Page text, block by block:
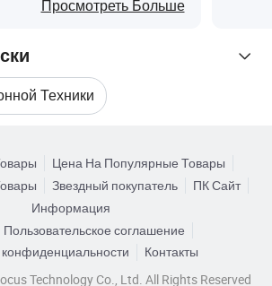
цели, что делает все возможное
с вами. Мы считаем с
и квалифицированной
обеспечить
сотрудничества.
в соответствии с
и охраны
Просмотреть Больше
Техники
Прибора
Устройство
Цена На Популярные Товары
Звездный покупатель
ПК Сайт
Информация
Пользовательское соглашение
Контакты
Technology Co., Ltd. All Rights Reserved